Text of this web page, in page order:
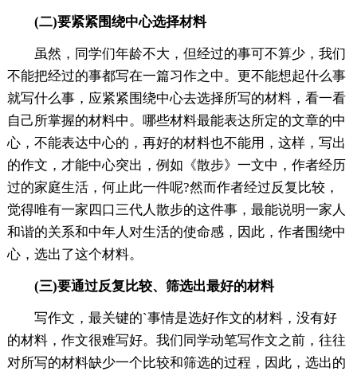
(二)要紧紧围绕中心选择材料
虽然，同学们年龄不大，但经过的事可不算少，我们
不能把经过的事都写在一篇习作之中。更不能想起什么事
就写什么事，应紧紧围绕中心去选择所写的材料，看一看
自己所掌握的材料中。哪些材料最能表达所定的文章的中
心，不能表达中心的，再好的材料也不能用，这样，写出
的作文，才能中心突出，例如《散步》一文中，作者经历
过的家庭生活，何止此一件呢?然而作者经过反复比较，
觉得唯有一家四口三代人散步的这件事，最能说明一家人
和谐的关系和中年人对生活的使命感，因此，作者围绕中
心，选出了这个材料。
(三)要通过反复比较、筛选出最好的材料
写作文，最关键的`事情是选好作文的材料，没有好
的材料，作文很难写好。我们同学动笔写作文之前，往往
对所写的材料缺少一个比较和筛选的过程，因此，选出的